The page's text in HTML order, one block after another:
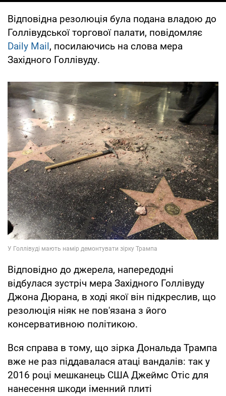
Відповідна резолюція була подана владою до
Голлівудської торгової палати, повідомляє
Daily Mail, посилаючись на слова мера
Західного Голлівуду.
Відповідно до джерела, напередодні
відбулася зустріч мера Західного Голлівуду
Джона Дюрана, в ході якої він підкреслив, що
резолюція ніяк не пов'язана з його
консервативною політикою.
Вся справа в тому, що зірка Дональда Трампа
вже не раз піддавалася атаці вандалів: так у
2016 році мешканець США Джеймс Отіс для
нанесення шкоди іменний плиті